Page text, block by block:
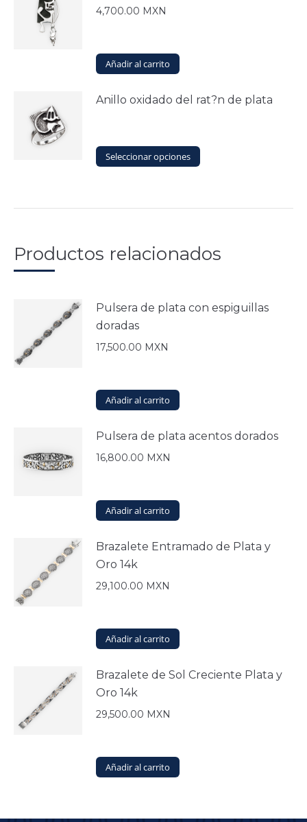
4,700.00 MXN
Añadir al carrito
Anillo oxidado del rat?n de plata
Seleccionar opciones
Este
producto
variantes.
se
la
Productos relacionados
Pulsera de plata con espiguillas
doradas
17,500.00 MXN
Añadir al carrito
Pulsera de plata acentos dorados
16,800.00 MXN
Añadir al carrito
Brazalete Entramado de Plata y
Oro 14k
29,100.00 MXN
Añadir al carrito
Brazalete de Sol Creciente Plata y
Oro 14k
29,500.00 MXN
Añadir al carrito